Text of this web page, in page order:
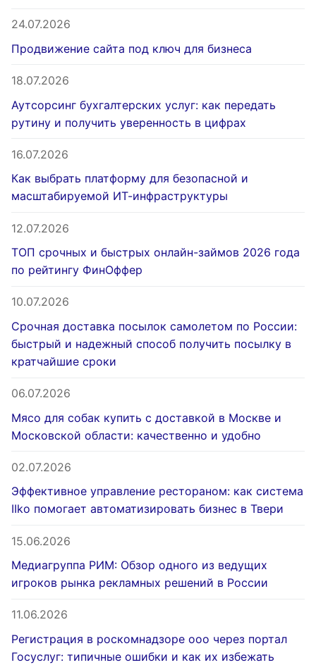
24.07.2026
Продвижение сайта под ключ для бизнеса
18.07.2026
Аутсорсинг бухгалтерских услуг: как передать
рутину и получить уверенность в цифрах
16.07.2026
Как выбрать платформу для безопасной и
масштабируемой ИТ-инфраструктуры
12.07.2026
ТОП срочных и быстрых онлайн-займов 2026 года
по рейтингу ФинОффер
10.07.2026
Срочная доставка посылок самолетом по России:
быстрый и надежный способ получить посылку в
кратчайшие сроки
06.07.2026
Мясо для собак купить с доставкой в Москве и
Московской области: качественно и удобно
02.07.2026
Эффективное управление рестораном: как система
IIko помогает автоматизировать бизнес в Твери
15.06.2026
Медиагруппа РИМ: Обзор одного из ведущих
игроков рынка рекламных решений в России
11.06.2026
Регистрация в роскомнадзоре ооо через портал
Госуслуг: типичные ошибки и как их избежать